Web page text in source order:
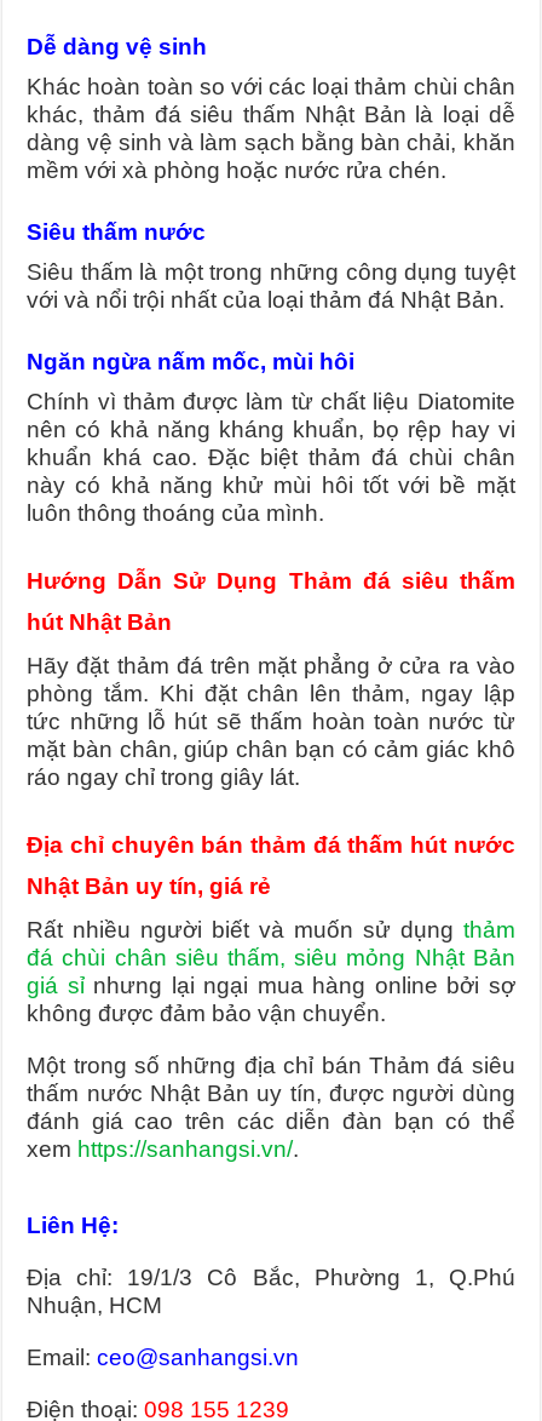
Dễ dàng vệ sinh
Khác hoàn toàn so với các loại thảm chùi chân
khác, thảm đá siêu thấm Nhật Bản là loại dễ
dàng vệ sinh và làm sạch bằng bàn chải, khăn
mềm với xà phòng hoặc nước rửa chén.
Siêu thấm nước
Siêu thấm là một trong những công dụng tuyệt
với và nổi trội nhất của loại thảm đá Nhật Bản.
Ngăn ngừa nấm mốc, mùi hôi
Chính vì thảm được làm từ chất liệu Diatomite
nên có khả năng kháng khuẩn, bọ rệp hay vi
khuẩn khá cao. Đặc biệt thảm đá chùi chân
này có khả năng khử mùi hôi tốt với bề mặt
luôn thông thoáng của mình.
Hướng Dẫn Sử Dụng Thảm đá siêu thấm
hút Nhật Bản
Hãy đặt thảm đá trên mặt phẳng ở cửa ra vào
phòng tắm. Khi đặt chân lên thảm, ngay lập
tức những lỗ hút sẽ thấm hoàn toàn nước từ
mặt bàn chân, giúp chân bạn có cảm giác khô
ráo ngay chỉ trong giây lát.
Địa chỉ chuyên bán thảm đá thấm hút nước
Nhật Bản uy tín, giá rẻ
Rất nhiều người biết và muốn sử dụng thảm
đá chùi chân siêu thấm, siêu mỏng Nhật Bản
giá sỉnhưng lại ngại mua hàng online bởi sợ
không được đảm bảo vận chuyển.
Một trong số những địa chỉ bán Thảm đá siêu
thấm nước Nhật Bản uy tín, được người dùng
đánh giá cao trên các diễn đàn bạn có thể
xem https://sanhangsi.vn/.
Liên Hệ:
Địa chỉ: 19/1/3 Cô Bắc, Phường 1, Q.Phú
Nhuận, HCM
Email:ceo@sanhangsi.vn
Điện thoại:098 155 1239